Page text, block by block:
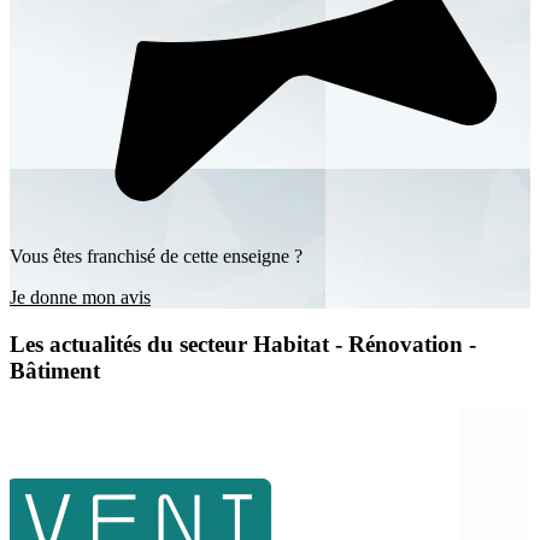
Vous êtes franchisé de cette enseigne ?
Je donne mon avis
Les actualités du secteur Habitat - Rénovation -
Bâtiment